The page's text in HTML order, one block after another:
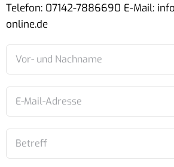
Telefon: 07142-7886690 E-Mail:
online.de